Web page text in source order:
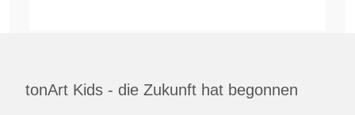
tonArt Kids - die Zukunft hat begonnen